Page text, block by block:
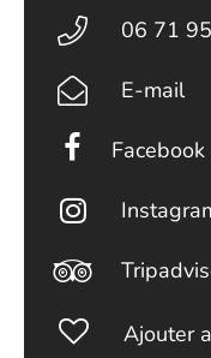
06 71
E-mail
Facebook
Ajouter